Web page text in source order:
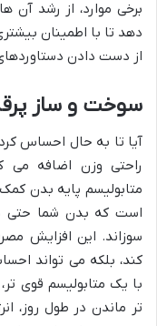
برخی موارد، از رشد آن
دهد تا با اطمینان
از دست دادن
سوخت و ساز
آیا تا به حال احساس
متابولیسم پایه بدن
است که بدن شما حتی
سوزاند. این افزایش
کند، بلکه می تواند
با یک متابولیسم قوی
تر ماندن در طول روز،